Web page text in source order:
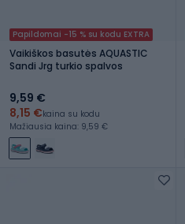
Papildomai -15 % su kodu EXTRA
Vaikiškos basutės AQUASTIC
Sandi Jrg turkio spalvos
9,59 €
8,15 €kaina su kodu
Mažiausia kaina: 9,59 €